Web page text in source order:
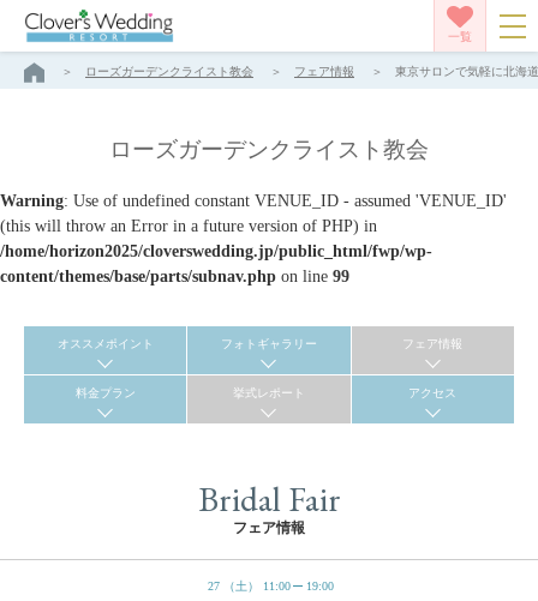
一覧
ローズガーデンクライスト教会 フェア情報 東京サロンで気軽に北海
ローズガーデンクライスト教会
Warning: Use of undefined constant VENUE_ID - assumed 'VENUE_ID'
(this will throw an Error in a future version of PHP) in
/home/horizon2025/cloverswedding.jp/public_html/fwp/wp-
content/themes/base/parts/subnav.php on line 99
オススメポイント フォトギャラリー フェア情報
料金プラン 挙式レポート アクセス
Bridal Fair
フェア情報
27 （土） 11:00 19:00